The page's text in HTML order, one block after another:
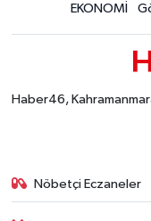
EKONOMİ
Haber46,
Nöbetçi Eczaneler
YARIŞMALAR
TANITIM